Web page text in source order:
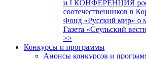
и I КОНФЕРЕНЦИЯ
соотечественников в
Фонд «Русский мир» о
Газета «Сеульский
>>
Конкурсы и программы
Анонсы конкурсов и